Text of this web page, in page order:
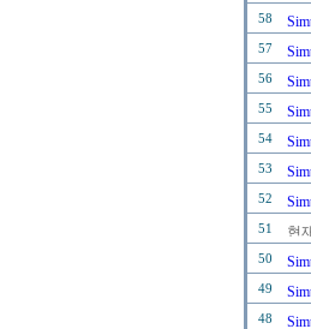
58
57
56
55
54
53
52
51
50
49
48